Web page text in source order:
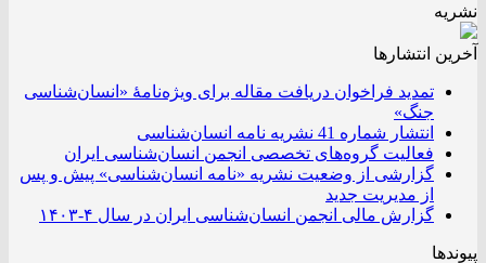
نشریه
آخرین انتشار‌ها
تمدید فراخوان دریافت مقاله برای ویژه‌نامۀ «انسان‌شناسی
جنگ»
انتشار شماره 41 نشریه نامه انسان‌شناسی
فعالیت گروه‌های تخصصی انجمن انسان‌شناسی ایران
گزارشی از وضعیت نشریه «نامه انسان‌شناسی» پیش و پس
از مدیریت جدید
گزارش مالی انجمن انسان‌شناسی ایران در سال ۴-۱۴۰۳
پیوندها